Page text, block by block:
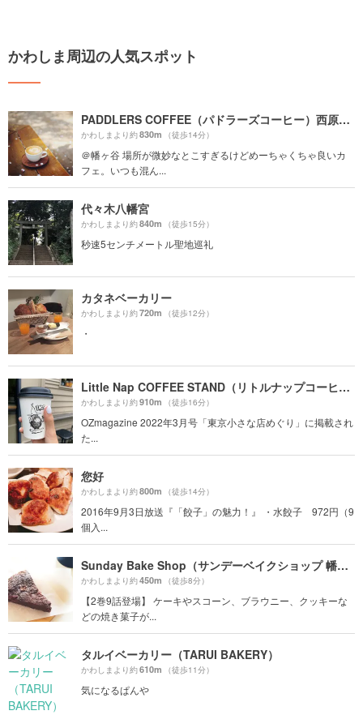
かわしま周辺の人気スポット
PADDLERS COFFEE（パドラーズコーヒー）西原本店
かわしまより約830m （徒歩14分）
＠幡ヶ谷 場所が微妙なとこすぎるけどめーちゃくちゃ良いカ
フェ。いつも混ん...
代々木八幡宮
かわしまより約840m （徒歩15分）
秒速5センチメートル聖地巡礼
カタネベーカリー
かわしまより約720m （徒歩12分）
・
Little Nap COFFEE STAND（リトルナップコーヒースタンド）
かわしまより約910m （徒歩16分）
OZmagazine 2022年3月号「東京小さな店めぐり」に掲載され
た...
您好
かわしまより約800m （徒歩14分）
2016年9月3日放送『「餃子」の魅力！』 ・水餃子 972円（9
個入...
Sunday Bake Shop（サンデーベイクショップ 幡ヶ谷店）
かわしまより約450m （徒歩8分）
【2巻9話登場】 ケーキやスコーン、ブラウニー、クッキーな
どの焼き菓子が...
タルイベーカリー（TARUI BAKERY）
かわしまより約610m （徒歩11分）
気になるぱんや